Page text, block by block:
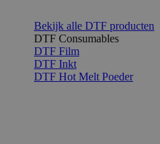
Bekijk alle DTF producten
DTF Consumables
DTF Film
DTF Inkt
DTF Hot Melt Poeder